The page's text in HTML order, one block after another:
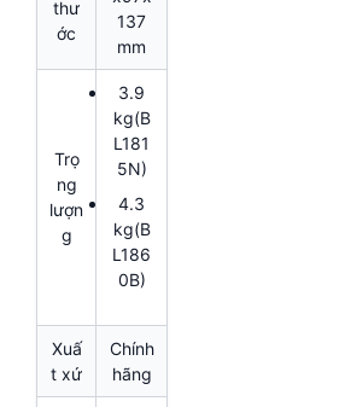
thư
ớc
137
mm
Trọ
ng
lượn
g
3.9
kg(B
L181
5N)
4.3
kg(B
L186
0B)
Xuấ
t xứ
Chính
hãng